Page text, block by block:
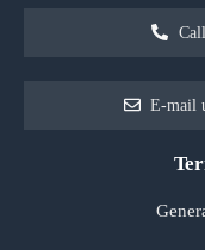
E-mail